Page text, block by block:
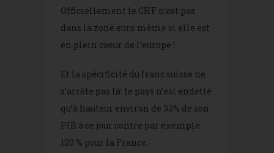
Officiellement le CHF n’est pas
dans la zone euro même si elle est
en plein coeur de l’europe !
Et la spécificité du franc suisse ne
s’arrête pas là: le pays n’est endetté
qu’à hauteur environ de 33% de son
PIB à ce jour contre par exemple
120 % pour la France.